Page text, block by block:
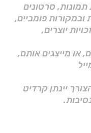
תמונות, סרטונים
פומביים,
27א לחוק זכויות יוצרים,
או מייצגים אותם,
יינתן קרדיט